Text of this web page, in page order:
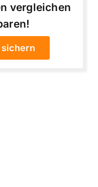
vergleichen